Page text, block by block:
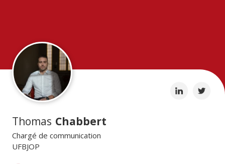
Thomas Chabbert
Chargé de communication
UFBJOP